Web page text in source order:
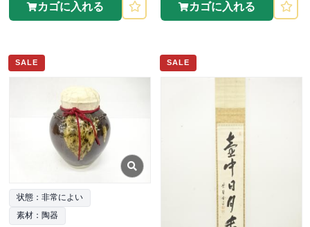
カゴに入れる カゴに入れる
SALE
状態：非常によい
素材：陶器
SALE